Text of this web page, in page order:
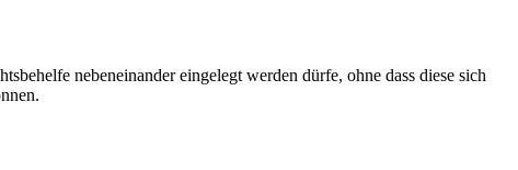
nebeneinander eingelegt werden dürfe, ohne dass diese sich